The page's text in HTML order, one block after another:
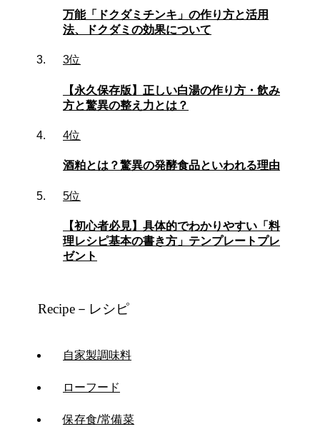
万能「ドクダミチンキ」の作り方と活用
法、ドクダミの効果について
3位
【永久保存版】正しい白湯の作り方・飲み
方と驚異の整え力とは？
4位
酒粕とは？驚異の発酵食品といわれる理由
5位
【初心者必見】具体的でわかりやすい「料
理レシピ基本の書き方」テンプレートプレ
ゼント
Recipe－レシピ
自家製調味料
ローフード
保存食/常備菜